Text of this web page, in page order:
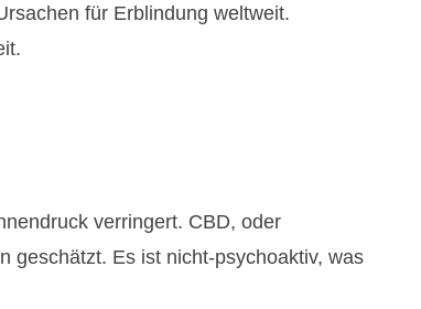
für Erblindung weltweit.
verringert. CBD, oder
geschätzt. Es ist nicht-psychoaktiv, was